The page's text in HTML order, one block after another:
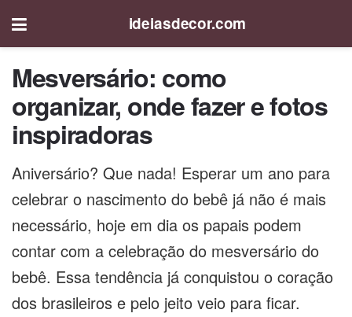
ideiasdecor.com
Mesversário: como
organizar, onde fazer e fotos
inspiradoras
Aniversário? Que nada! Esperar um ano para
celebrar o nascimento do bebê já não é mais
necessário, hoje em dia os papais podem
contar com a celebração do mesversário do
bebê. Essa tendência já conquistou o coração
dos brasileiros e pelo jeito veio para ficar.